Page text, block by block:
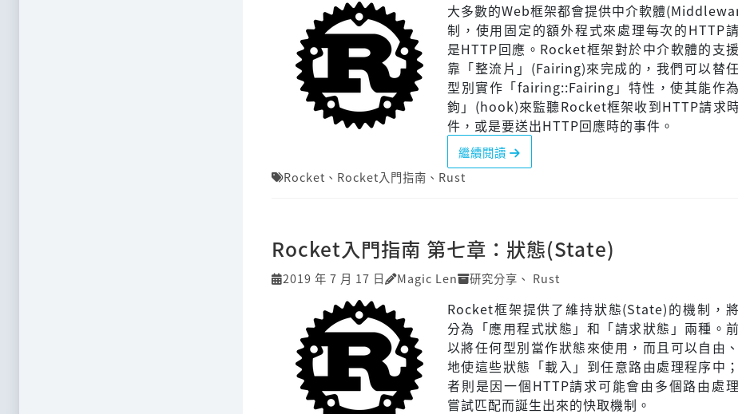
大多數的Web框架都會提供中介軟體
制，使用固定的額外程式來處理每次的HTTP
是HTTP回應。Rocket框架對於中介軟體的支
靠「整流片」(Fairing)來完成的，我們可以替
型別實作「fairing::Fairing」特性，使其能作
鉤」(hook)來監聽Rocket框架收到HTTP請求
件，或是要送出HTTP回應時的事件。
繼續閱讀
Rocket 、 Rocket入門指南 、 Rust
Rocket入門指南 第七章：狀態(State)
2019 年 7 月 17 日 Magic Len 研究分享 、 Rust
Rocket框架提供了維持狀態(State)的機制，
分為「應用程式狀態」和「請求狀態」兩種。
以將任何型別當作狀態來使用，而且可以自由
地使這些狀態「載入」到任意路由處理程序中
者則是因一個HTTP請求可能會由多個路由處
嘗試匹配而誕生出來的快取機制。